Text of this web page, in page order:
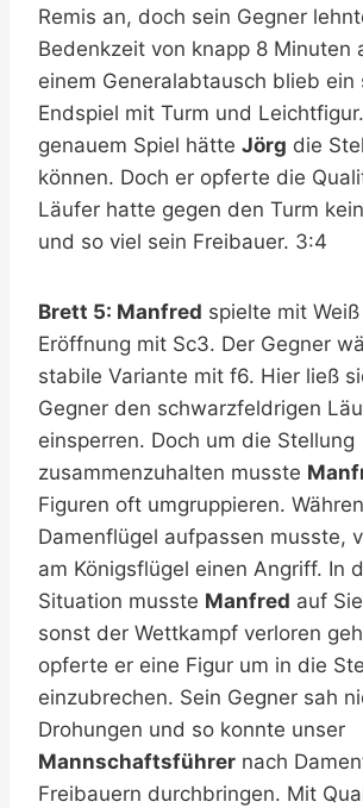
Remis an, doch sein Gegner
Bedenkzeit von knapp 8 Minuten
einem Generalabtausch blieb ein
Endspiel mit Turm und
genauem Spiel hätte Jörg die
können. Doch er opferte die
Läufer hatte gegen den Turm
und so viel sein Freibauer. 3:4
Brett 5: Manfred spielte mit
Eröffnung mit Sc3. Der Gegner
stabile Variante mit f6. Hier ließ
Gegner den schwarzfeldrigen
einsperren. Doch um die Stellung
zusammenzuhalten musste
Figuren oft umgruppieren.
Damenflügel aufpassen musste,
am Königsflügel einen Angriff. In
Situation musste Manfred auf
sonst der Wettkampf verloren
opferte er eine Figur um in die
einzubrechen. Sein Gegner sah
Drohungen und so konnte unser
Mannschaftsführer nach
Freibauern durchbringen. Mit